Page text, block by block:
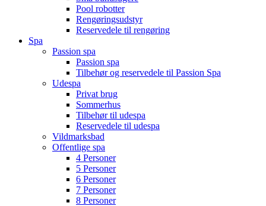
Pool robotter
Rengøringsudstyr
Reservedele til rengøring
Spa
Passion spa
Passion spa
Tilbehør og reservedele til Passion Spa
Udespa
Privat brug
Sommerhus
Tilbehør til udespa
Reservedele til udespa
Vildmarksbad
Offentlige spa
4 Personer
5 Personer
6 Personer
7 Personer
8 Personer